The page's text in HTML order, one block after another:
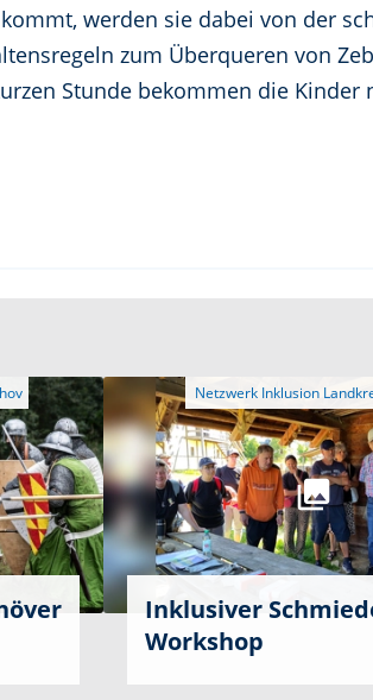
werden sie dabei von der
zum Überqueren von
Stunde bekommen die
Inklusiver
Workshop